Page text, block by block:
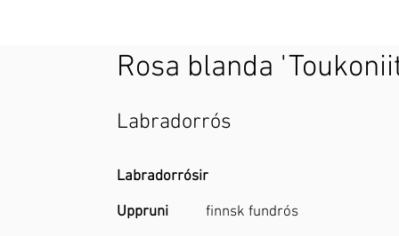
Rosa blanda
Labradorrós
Labradorrósir
Uppruni
finnsk fundrós